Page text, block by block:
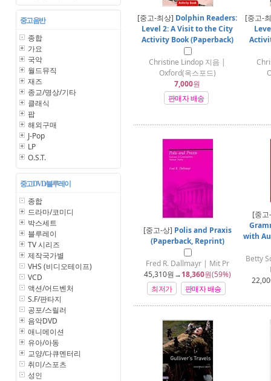
중고 음반
종합
가요
국악
월드뮤직
재즈
종교/명상/기타
클래식
팝
해외구매
J-Pop
LP
O.S.T.
중고 DVD/블루레이
종합
드라마/코미디
박스세트
블루레이
TV 시리즈
제작국가별
VHS (비디오테이프)
VCD
액션/어드벤처
S.F/판타지
공포/스릴러
음악DVD
애니메이션
유아/아동
교양/다큐멘터리
취미/스포츠
성인
[중고-최상] Dolphin Readers:
Level 2: A Visit to the City
Activity Book (Paperback)
Christine Lindop 지음 |
Oxford(옥스포드)
7,000원
판매자 배송
[중고-
[중고-상] Polis and Praxis
(Paperback, Reprint)
Fred R. Dallmayr | Mit Pr
45,310원→18,360원(59%)
최저가
판매자 배송
[중
with
Betty